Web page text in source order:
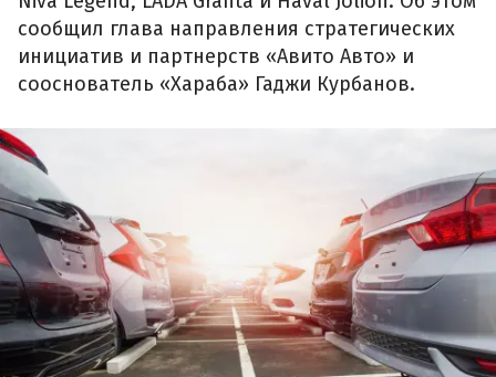
сообщил глава направления стратегических
инициатив и партнерств «Авито Авто» и
сооснователь «Хараба» Гаджи Курбанов.